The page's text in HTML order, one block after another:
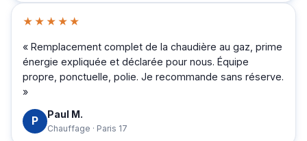
★★★★★
« Remplacement complet de la chaudière au gaz, prime
énergie expliquée et déclarée pour nous. Équipe
propre, ponctuelle, polie. Je recommande sans réserve.
»
P Paul M.
Chauffage · Paris 17